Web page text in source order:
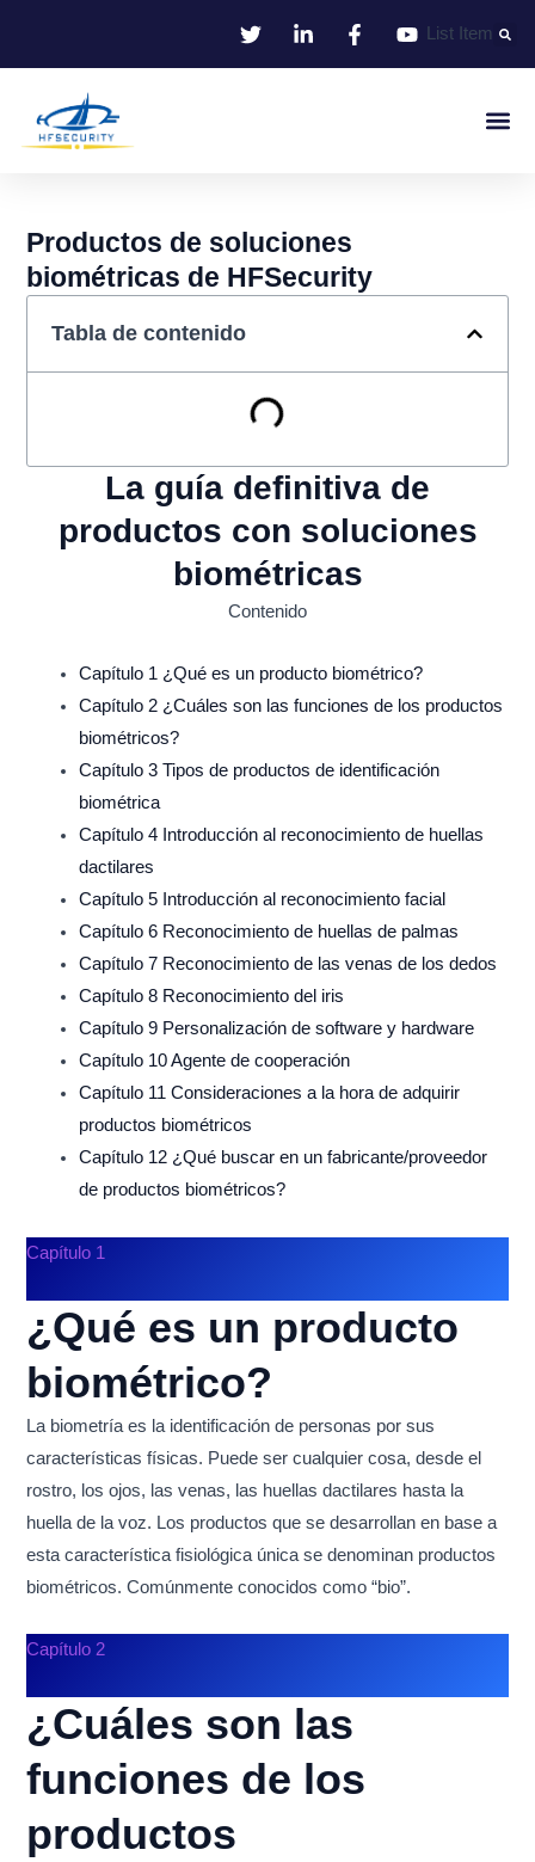
List Item
Productos de soluciones
biométricas de HFSecurity
Tabla de contenido
La guía definitiva de
productos con soluciones
biométricas
Contenido
Capítulo 1 ¿Qué es un producto biométrico?
Capítulo 2 ¿Cuáles son las funciones de los productos
biométricos?
Capítulo 3 Tipos de productos de identificación
biométrica
Capítulo 4 Introducción al reconocimiento de huellas
dactilares
Capítulo 5 Introducción al reconocimiento facial
Capítulo 6 Reconocimiento de huellas de palmas
Capítulo 7 Reconocimiento de las venas de los dedos
Capítulo 8 Reconocimiento del iris
Capítulo 9 Personalización de software y hardware
Capítulo 10 Agente de cooperación
Capítulo 11 Consideraciones a la hora de adquirir
productos biométricos
Capítulo 12 ¿Qué buscar en un fabricante/proveedor
de productos biométricos?
Capítulo 1
¿Qué es un producto
biométrico?
La biometría es la identificación de personas por sus
características físicas. Puede ser cualquier cosa, desde el
rostro, los ojos, las venas, las huellas dactilares hasta la
huella de la voz. Los productos que se desarrollan en base a
esta característica fisiológica única se denominan productos
biométricos. Comúnmente conocidos como “bio”.
Capítulo 2
¿Cuáles son las
funciones de los
productos